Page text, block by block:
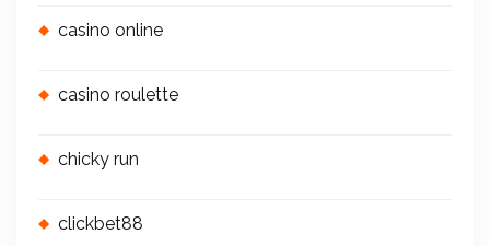
casino online
casino roulette
chicky run
clickbet88